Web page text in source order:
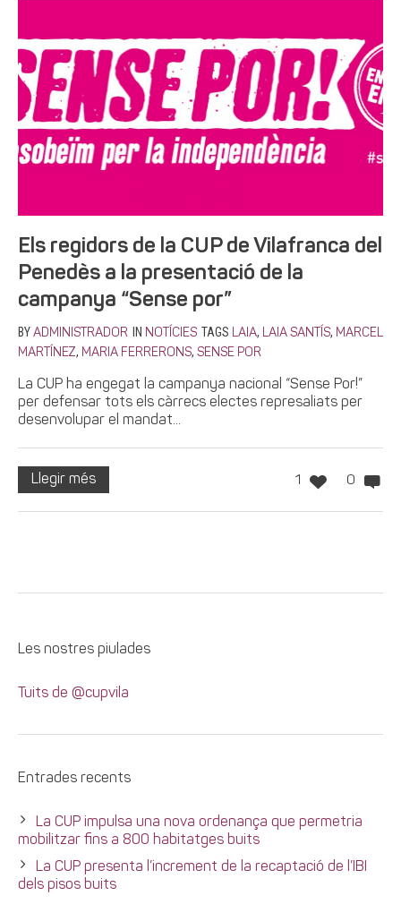
Els regidors de la CUP de Vilafranca del
Penedès a la presentació de la
campanya “Sense por”
BY ADMINISTRADOR IN NOTÍCIES TAGS LAIA, LAIA SANTÍS, MARCEL
MARTÍNEZ, MARIA FERRERONS, SENSE POR
La CUP ha engegat la campanya nacional “Sense Por!”
per defensar tots els càrrecs electes represaliats per
desenvolupar el mandat...
1 0
Llegir més
Les nostres piulades
Tuits de @cupvila
Entrades recents
La CUP impulsa una nova ordenança que permetria
mobilitzar fins a 800 habitatges buits
La CUP presenta l’increment de la recaptació de l’IBI
dels pisos buits